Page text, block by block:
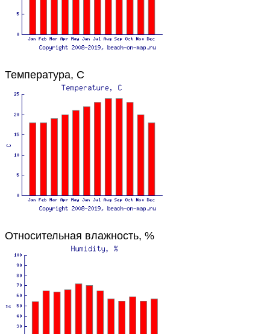
Температура, C
Относительная влажность, %